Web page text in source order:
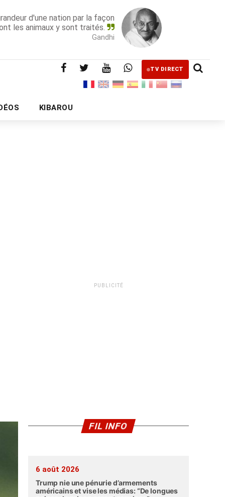
d'une nation par la façon
les animaux y sont traités.
Gandhi
TV DIRECT
KIBAROU
PUBLICITÉ
FIL INFO
6 août 2026
Trump nie une pénurie d’armements
américains et vise les médias: “De longues